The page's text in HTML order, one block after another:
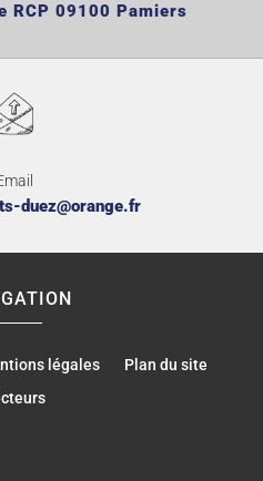
RCP 09100 Pamiers
duez@orange.fr
légales
Plan du site